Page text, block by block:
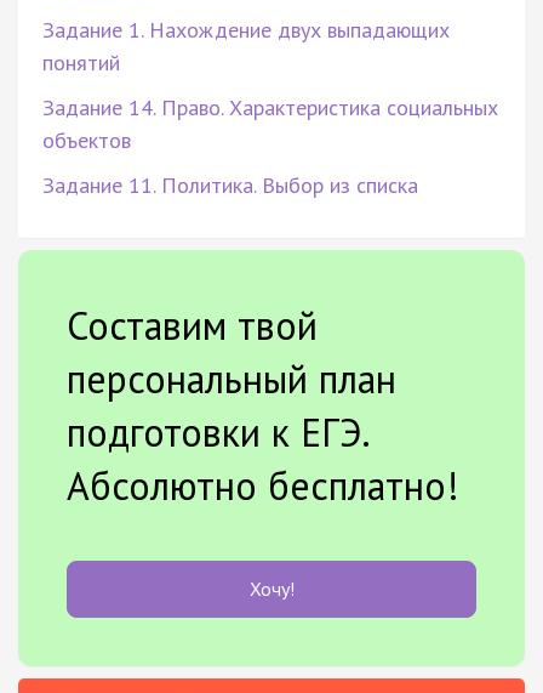
Задание 1. Нахождение двух выпадающих
понятий
Задание 14. Право. Характеристика социальных
объектов
Задание 11. Политика. Выбор из списка
Составим твой
персональный план
подготовки к ЕГЭ.
Абсолютно бесплатно!
Хочу!